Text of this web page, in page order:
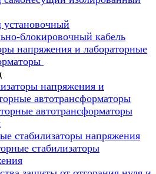
установочный
блокировочный кабель
напряжения и лабораторные
напряжения и
автотрансформаторы
автотрансформаторы
стабилизаторы напряжения
стабилизаторы